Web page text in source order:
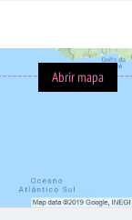
Abrir mapa